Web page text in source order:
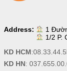
Address:
1
1/2 P.
KD HCM:
KD HN: